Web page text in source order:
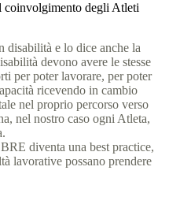
coinvolgimento degli Atleti
disabilità e lo dice anche la
devono avere le stesse
per poter lavorare, per poter
ricevendo in cambio
nel proprio percorso verso
nel nostro caso ogni Atleta,
diventa una best practice,
lavorative possano prendere